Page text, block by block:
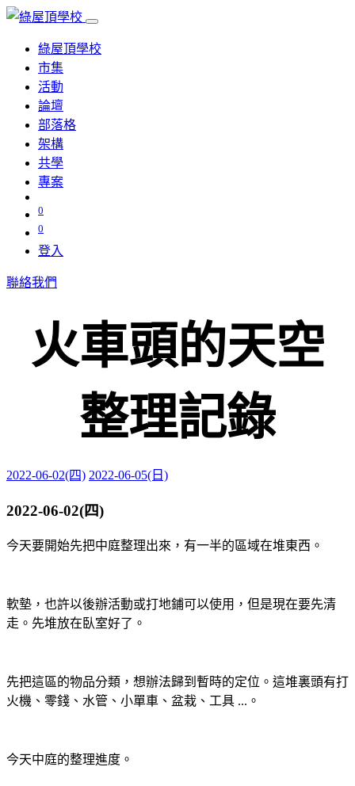
綠屋頂學校
市集
活動
論壇
部落格
架構
共學
專案
0
0
登入
聯絡我們
火車頭的天空
整理記錄
2022-06-02(四) 2022-06-05(日)
2022-06-02(四)
今天要開始先把中庭整理出來，有一半的區域在堆東西。
軟墊，也許以後辦活動或打地鋪可以使用，但是現在要先清
走。先堆放在臥室好了。
先把這區的物品分類，想辦法歸到暫時的定位。這堆裏頭有打
火機、零錢、水管、小單車、盆栽、工具 ...。
今天中庭的整理進度。